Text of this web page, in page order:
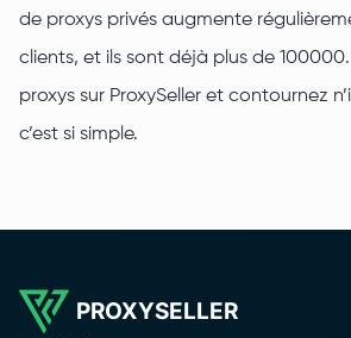
de proxys privés augmente
clients, et ils sont déjà plus de
proxys sur ProxySeller et contournez
c’est si simple.
PROXYSELLER